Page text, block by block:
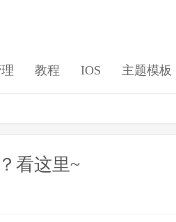
教程 IOS 主题模板
看这里~